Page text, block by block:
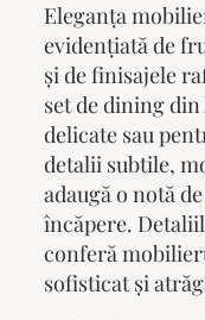
Eleganța
evidențiată de
și de finisajele
set de dining
delicate sau
detalii subtile,
adaugă o notă
încăpere.
conferă
sofisticat și